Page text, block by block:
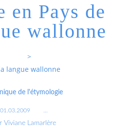
en Pays de
wallonne
>
langue wallonne
de l'étymologie
01.03.2009
Viviane Lamarlère